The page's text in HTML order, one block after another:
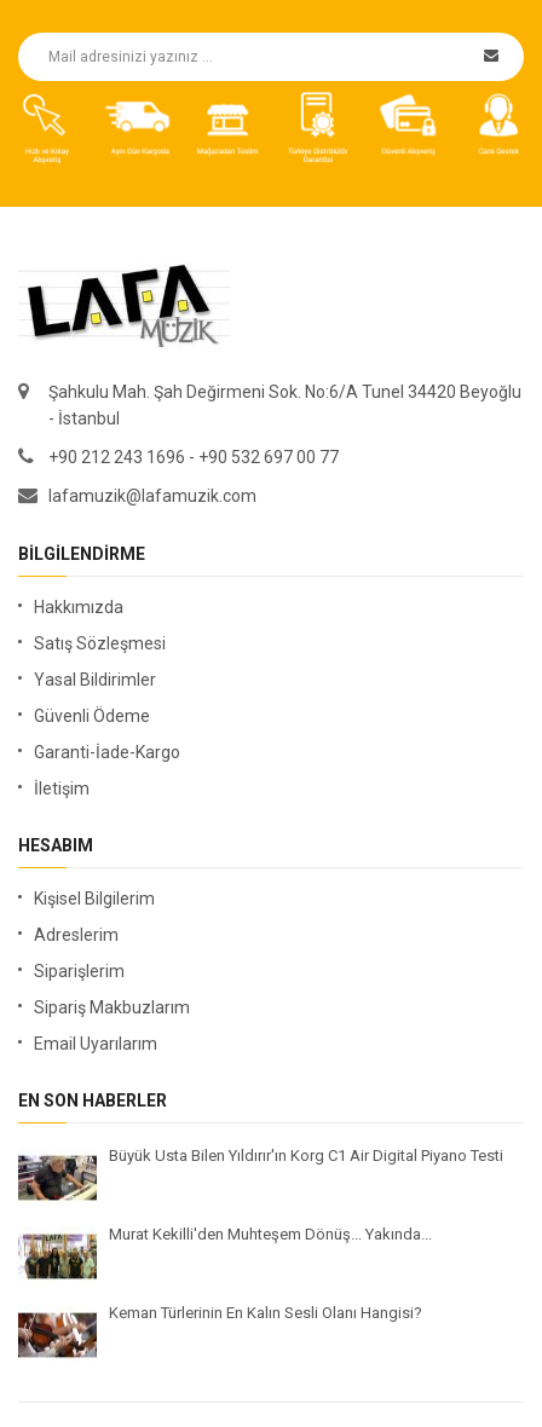
Şahkulu Mah. Şah Değirmeni Sok. No:6/A Tunel 34420 Beyoğlu
- İstanbul
+90 212 243 1696 - +90 532 697 00 77
lafamuzik@lafamuzik.com
BILGILENDIRME
Hakkımızda
Satış Sözleşmesi
Yasal Bildirimler
Güvenli Ödeme
Garanti-İade-Kargo
İletişim
HESABIM
Kişisel Bilgilerim
Adreslerim
Siparişlerim
Sipariş Makbuzlarım
Email Uyarılarım
EN SON HABERLER
Büyük Usta Bilen Yıldırır'ın Korg C1 Air Digital Piyano Testi
Murat Kekilli'den Muhteşem Dönüş... Yakında...
Keman Türlerinin En Kalın Sesli Olanı Hangisi?